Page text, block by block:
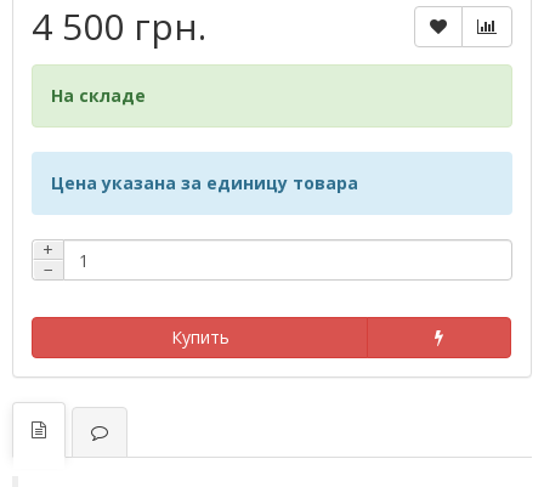
4 500 грн.
На складе
Цена указана за единицу товара
+
−
Купить